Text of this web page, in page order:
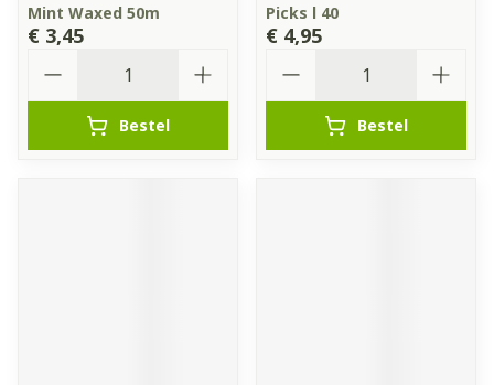
Mint Waxed 50m
€ 3,45
Bestel
Picks l 40
€ 4,95
Bestel